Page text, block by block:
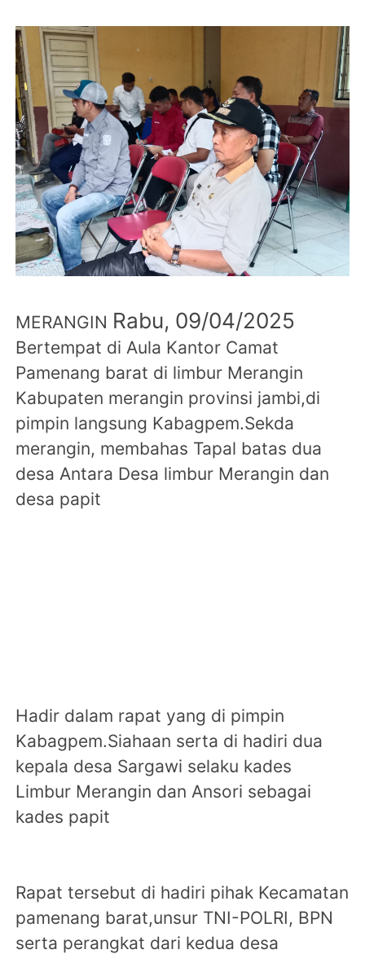
MERANGIN Rabu, 09/04/2025
Bertempat di Aula Kantor Camat
Pamenang barat di limbur Merangin
Kabupaten merangin provinsi jambi,di
pimpin langsung Kabagpem.Sekda
merangin, membahas Tapal batas dua
desa Antara Desa limbur Merangin dan
desa papit
Hadir dalam rapat yang di pimpin
Kabagpem.Siahaan serta di hadiri dua
kepala desa Sargawi selaku kades
Limbur Merangin dan Ansori sebagai
kades papit
Rapat tersebut di hadiri pihak Kecamatan
pamenang barat,unsur TNI-POLRI, BPN
serta perangkat dari kedua desa